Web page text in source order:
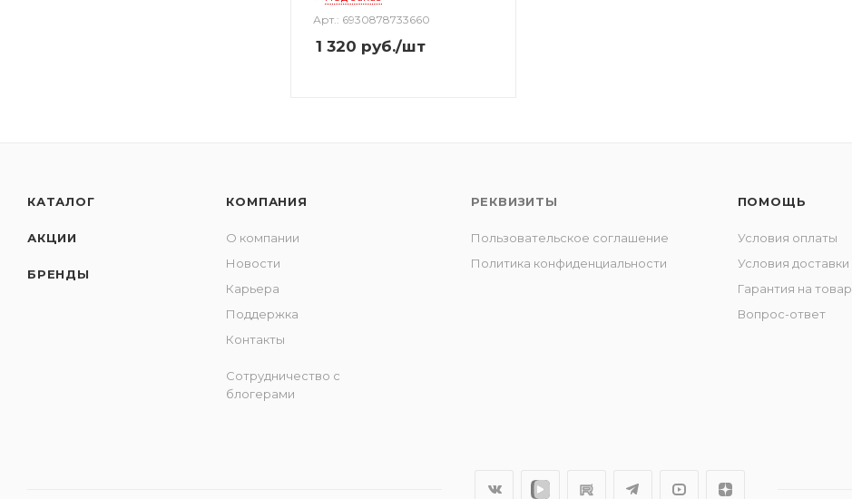
Арт.: 6930878733660
1 320 руб./шт
КАТАЛОГ
АКЦИИ
БРЕНДЫ
КОМПАНИЯ
О компании
Новости
Карьера
Поддержка
Контакты
Сотрудничество с
блогерами
РЕКВИЗИТЫ
Пользовательское соглашение
Политика конфиденциальности
ПОМОЩЬ
Условия оплаты
Условия доставки
Гарантия на товар
Вопрос-ответ